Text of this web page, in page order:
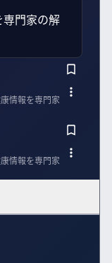
門家の解
情報を専門家
情報を専門家